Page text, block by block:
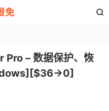
免 
– 数据保护、恢